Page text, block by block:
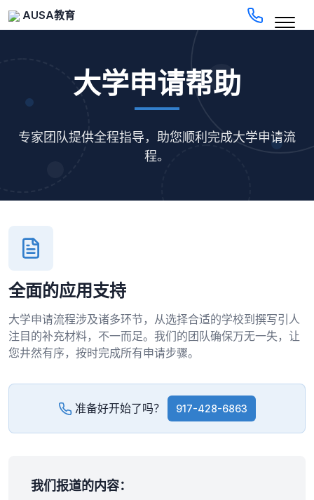
AUSA教育
大学申请帮助
专家团队提供全程指导，助您顺利完成大学申请流
程。
全面的应用支持
大学申请流程涉及诸多环节，从选择合适的学校到撰写引人
注目的补充材料，不一而足。我们的团队确保万无一失，让
您井然有序，按时完成所有申请步骤。
准备好开始了吗？ 917-428-6863
我们报道的内容：